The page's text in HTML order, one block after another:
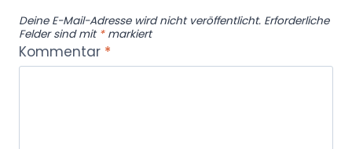
Deine E-Mail-Adresse wird nicht veröffentlicht. Erforderliche
Felder sind mit *markiert
Kommentar *